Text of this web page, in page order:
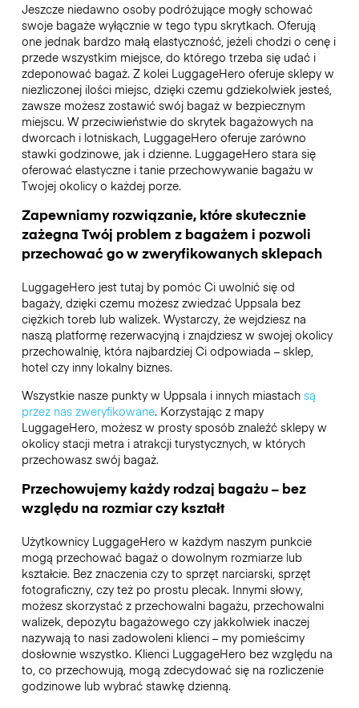
Jeszcze niedawno osoby podróżujące mogły schować
swoje bagaże wyłącznie w tego typu skrytkach. Oferują
one jednak bardzo małą elastyczność, jeżeli chodzi o cenę i
przede wszystkim miejsce, do którego trzeba się udać i
zdeponować bagaż. Z kolei LuggageHero oferuje sklepy w
niezliczonej ilości miejsc, dzięki czemu gdziekolwiek jesteś,
zawsze możesz zostawić swój bagaż w bezpiecznym
miejscu. W przeciwieństwie do skrytek bagażowych na
dworcach i lotniskach, LuggageHero oferuje zarówno
stawki godzinowe, jak i dzienne. LuggageHero stara się
oferować elastyczne i tanie przechowywanie bagażu w
Twojej okolicy o każdej porze.
Zapewniamy rozwiązanie, które skutecznie
zażegna Twój problem z bagażem i pozwoli
przechować go w zweryfikowanych sklepach
LuggageHero jest tutaj by pomóc Ci uwolnić się od
bagaży, dzięki czemu możesz zwiedzać Uppsala bez
ciężkich toreb lub walizek. Wystarczy, że wejdziesz na
naszą platformę rezerwacyjną i znajdziesz w swojej okolicy
przechowalnię, która najbardziej Ci odpowiada – sklep,
hotel czy inny lokalny biznes.
Wszystkie nasze punkty w Uppsala i innych miastach są
przez nas zweryfikowane. Korzystając z mapy
LuggageHero, możesz w prosty sposób znaleźć sklepy w
okolicy stacji metra i atrakcji turystycznych, w których
przechowasz swój bagaż.
Przechowujemy każdy rodzaj bagażu – bez
względu na rozmiar czy kształt
Użytkownicy LuggageHero w każdym naszym punkcie
mogą przechować bagaż o dowolnym rozmiarze lub
kształcie. Bez znaczenia czy to sprzęt narciarski, sprzęt
fotograficzny, czy też po prostu plecak. Innymi słowy,
możesz skorzystać z przechowalni bagażu, przechowalni
walizek, depozytu bagażowego czy jakkolwiek inaczej
nazywają to nasi zadowoleni klienci – my pomieścimy
dosłownie wszystko. Klienci LuggageHero bez względu na
to, co przechowują, mogą zdecydować się na rozliczenie
godzinowe lub wybrać stawkę dzienną.